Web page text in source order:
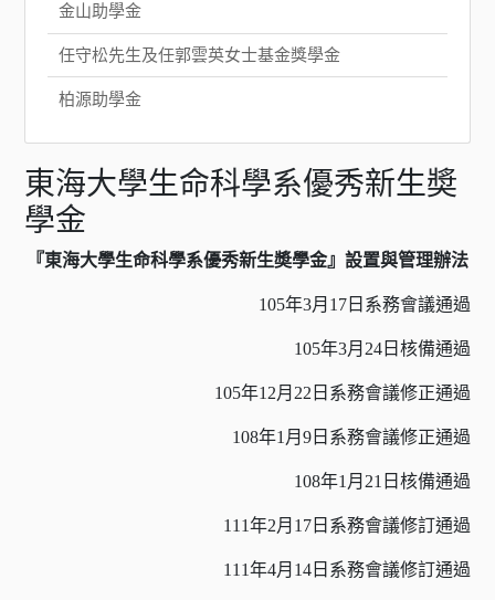
金山助學金
任守松先生及任郭雲英女士基金獎學金
柏源助學金
東海大學生命科學系優秀新生奬
學金
『東海大學生命科學系優秀新生奬學金』設置與管理辦法
105年3月17日系務會議通過
105年3月24日核備通過
105年12月22日系務會議修正通過
108年1月9日系務會議修正通過
108年1月21日核備通過
111年2月17日系務會議修訂通過
111年4月14日系務會議修訂通過